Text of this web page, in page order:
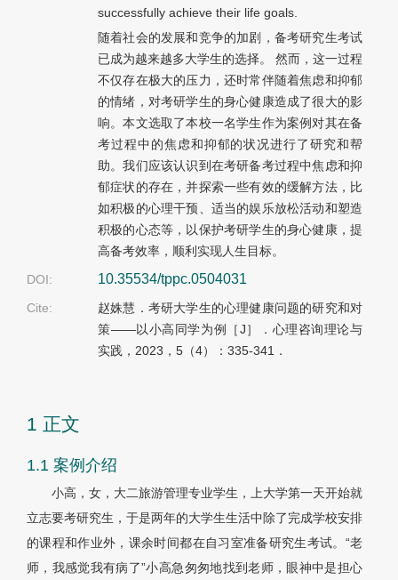
successfully achieve their life goals.
随着社会的发展和竞争的加剧，备考研究生考试
已成为越来越多大学生的选择。 然而，这一过程
不仅存在极大的压力，还时常伴随着焦虑和抑郁
的情绪，对考研学生的身心健康造成了很大的影
响。本文选取了本校一名学生作为案例对其在备
考过程中的焦虑和抑郁的状况进行了研究和帮
助。我们应该认识到在考研备考过程中焦虑和抑
郁症状的存在，并探索一些有效的缓解方法，比
如积极的心理干预、适当的娱乐放松活动和塑造
积极的心态等，以保护考研学生的身心健康，提
高备考效率，顺利实现人生目标。
DOI:
10.35534/tppc.0504031
Cite:
赵姝慧．考研大学生的心理健康问题的研究和对
策——以小高同学为例［J］．心理咨询理论与
实践，2023，5（4）：335-341．
1 正文
1.1 案例介绍
小高，女，大二旅游管理专业学生，上大学第一天开始就
立志要考研究生，于是两年的大学生生活中除了完成学校安排
的课程和作业外，课余时间都在自习室准备研究生考试。“老
师，我感觉我有病了”小高急匆匆地找到老师，眼神中是担心